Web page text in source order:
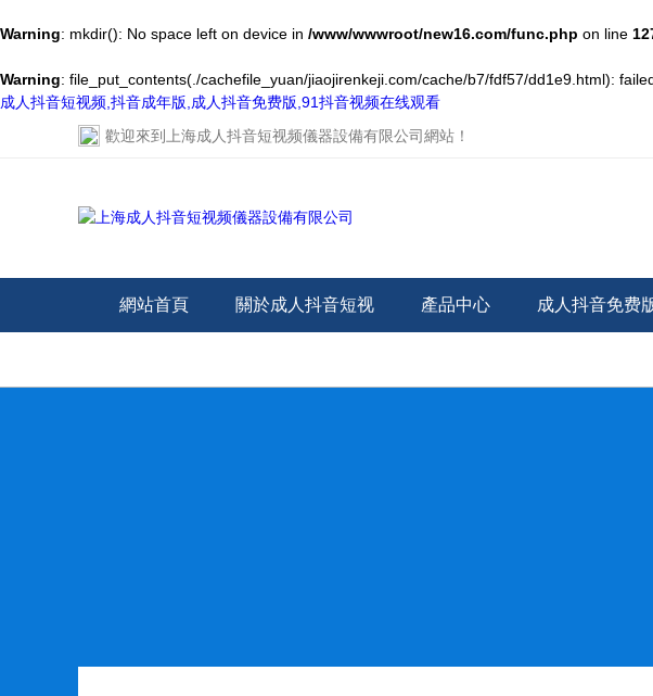
Warning: mkdir(): No space left on device in /www/wwwroot/new16.com/func.php on line
Warning: file_put_contents(./cachefile_yuan/jiaojirenkeji.com/cache/b7/fdf57/dd1e9.html):
成人抖音短视频,抖音成年版,成人抖音免费版,91抖音视频在线观看
歡迎來到
上海成人抖音短视频儀器設備有限公司網站 ！
網站首頁 關於成人抖音短视 產品中心 成人抖音免费